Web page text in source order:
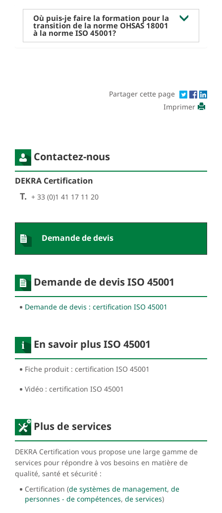
Où puis-je faire la formation pour la
transition de la norme OHSAS 18001
à la norme ISO 45001?
Partager cette page
Imprimer
Contactez-nous
DEKRA Certification
T. + 33 (0)1 41 17 11 20
Demande de devis
Demande de devis ISO 45001
Demande de devis : certification ISO 45001
En savoir plus ISO 45001
Fiche produit : certification ISO 45001
Vidéo : certification ISO 45001
Plus de services
DEKRA Certification vous propose une large gamme de
services pour répondre à vos besoins en matière de
qualité, santé et sécurité :
Certification (de systèmes de management, de
personnes - de compétences, de services)